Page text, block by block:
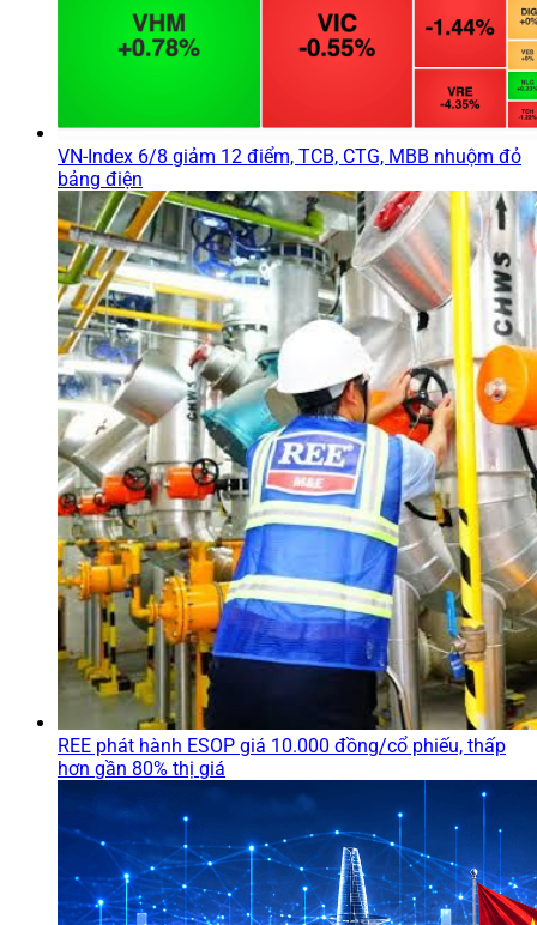
VN-Index 6/8 giảm 12 điểm, TCB, CTG, MBB nhuộm đỏ
bảng điện
REE phát hành ESOP giá 10.000 đồng/cổ phiếu, thấp
hơn gần 80% thị giá